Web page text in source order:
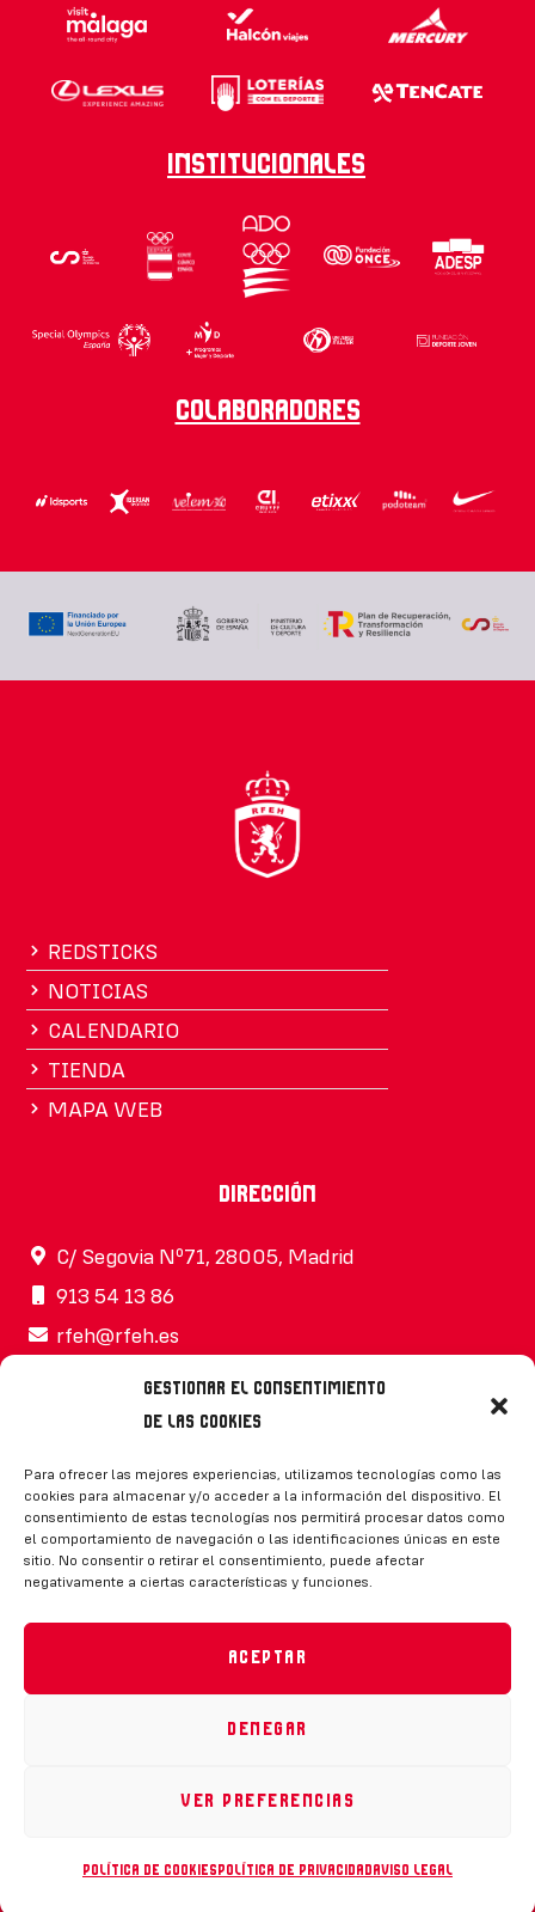
Gestionar el consentimiento
de las cookies
Para ofrecer las mejores experiencias, utilizamos tecnologías como las
cookies para almacenar y/o acceder a la información del dispositivo. El
consentimiento de estas tecnologías nos permitirá procesar datos como
el comportamiento de navegación o las identificaciones únicas en este
sitio. No consentir o retirar el consentimiento, puede afectar
negativamente a ciertas características y funciones.
Aceptar
Denegar
Ver preferencias
Política de cookies Política de privacidadAviso legal
Institucionales
Colaboradores
REDSTICKS
NOTICIAS
CALENDARIO
TIENDA
MAPA WEB
Dirección
C/ Segovia Nº71, 28005, Madrid
913 54 13 86
rfeh@rfeh.es
Síguenos
Desarrollado por